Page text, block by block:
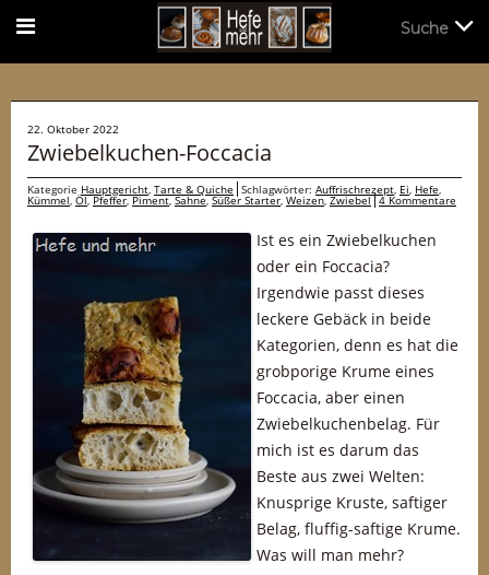
22. Oktober 2022
Zwiebelkuchen-Foccacia
Kategorie Hauptgericht, Tarte & Quiche Schlagwörter: Auffrischrezept, Ei, Hefe,
Kümmel, Öl,Pfeffer,Piment,Sahne,Süßer Starter, Weizen,Zwiebel 4 Kommentare
Ist es ein Zwiebelkuchen
oder ein Foccacia?
Irgendwie passt dieses
leckere Gebäck in beide
Kategorien, denn es hat die
grobporige Krume eines
Foccacia, aber einen
Zwiebelkuchenbelag. Für
mich ist es darum das
Beste aus zwei Welten:
Knusprige Kruste, saftiger
Belag, fluffig-saftige Krume.
Was will man mehr?
Suche
Suche